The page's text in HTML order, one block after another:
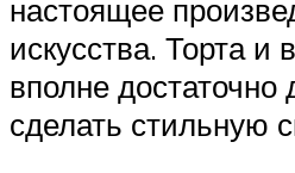
настоящее
искусства. Торта и
вполне достаточно
сделать стильную